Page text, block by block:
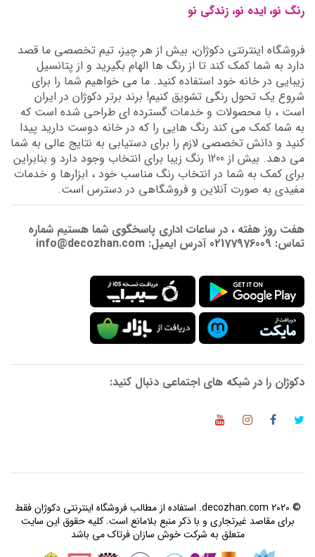
رنگ نو، ایده نو، زندگی نو
فروشگاه اینترنتی دکوژان، بیش از هر چیز، تیم تخصصی ما قصد
دارد به شما کمک کند تا از رنگ ها الهام بگیرید و از پتانسیل
زیبایی در خانه خود استفاده کنید. ما می خواهیم شما را برای
شروع یک تحول رنگی تشویق کنیم! برند برتر دکوژان در ایران
است ، با محصولات و خدمات گسترده ای طراحی شده است که
به شما کمک می کند رنگ هایی را که در خانه دوست دارید پیدا
کنید و دانش تخصصی لازم را برای دستیابی به نتایج عالی به شما
می دهد. بیش از 1200 رنگ زیبا برای انتخاب وجود دارد و بنابراین
برای کمک به شما در انتخاب رنگ مناسب خود ، ابزارها و خدمات
مفیدی به صورت آنلاین و فروشگاهی در دسترس است.
هفت روز هفته ، در ساعات اداری پاسخگوی شما هستیم شماره
تماس: 02177976009 آدرس ایمیل: info@decozhan.com
دکوژان را در شبکه های اجتماعی دنبال کنید:
© 2020 decozhan.com. استفاده از مطالب فروشگاه اینترنتی دکوژان فقط
برای مقاصد غیرتجاری و با ذکر منبع بلامانع است. کلیه حقوق این سایت
متعلق به شرکت خوش سازان فرتاک می باشد